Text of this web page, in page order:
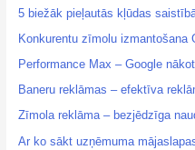
5 biežāk pieļautās kļūdas
Konkurentu zīmolu izmantošana
Performance Max – Google
Baneru reklāmas – efektīva
Zīmola reklāma – bezjēdzīga
Ar ko sākt uzņēmuma